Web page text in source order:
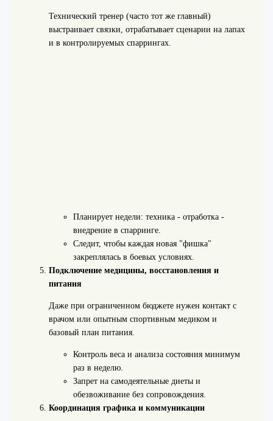
Технический тренер (часто тот же главный)
выстраивает связки, отрабатывает сценарии на лапах
и в контролируемых спаррингах.
Планирует недели: техника - отработка -
внедрение в спарринге.
Следит, чтобы каждая новая "фишка"
закреплялась в боевых условиях.
Подключение медицины, восстановления и
питания
Даже при ограниченном бюджете нужен контакт с
врачом или опытным спортивным медиком и
базовый план питания.
Контроль веса и анализа состояния минимум
раз в неделю.
Запрет на самодеятельные диеты и
обезвоживание без сопровождения.
Координация графика и коммуникации